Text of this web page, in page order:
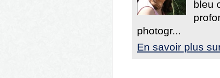
bleu
photogr...
En savoir plus